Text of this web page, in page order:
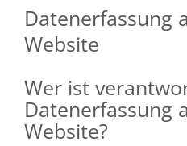
Datenerfassung
Website
Wer ist
Datenerfassung
Website?